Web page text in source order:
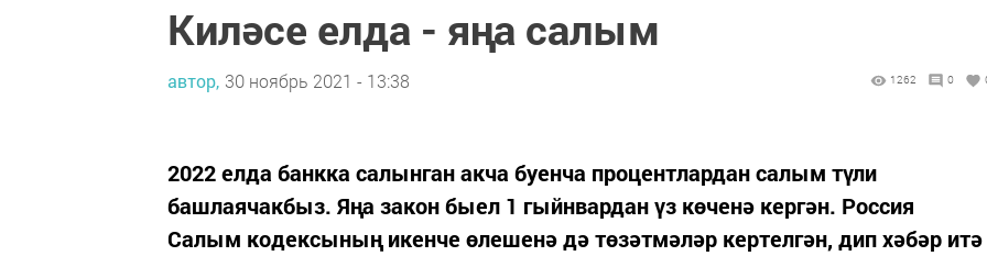
Киләсе елда - яңа салым
автор, 30 ноябрь 2021 - 13:38 1262 0
2022 елда банкка салынган акча буенча процентлардан салым түли
башлаячакбыз. Яңа закон быел 1 гыйнвардан үз көченә кергән. Россия
Салым кодексының икенче өлешенә дә төзәтмәләр кертелгән, дип хәбәр итә